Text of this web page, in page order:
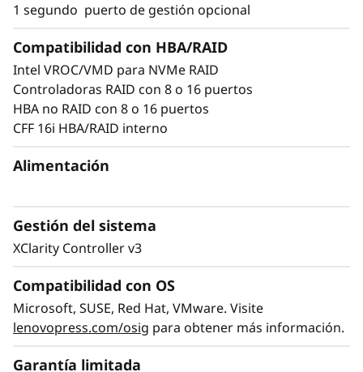
Con el más reciente PCIe 5.0, memoria DDR5
de mayor velocidad, módulos MRDIMM y
tecnología CXL 2.0, el ThinkSystem SR630 V4
ofrece un ancho de banda para aplicaciones
dos veces mayor, y es la opción ideal para
tareas con uso intensivo de computación
como HPC, 5G Core de Telco y transacciones
web, modelado y simulación.
1 segundo puerto de gestión opcional
Compatibilidad con HBA/RAID
Intel VROC/VMD para NVMe RAID
Controladoras RAID con 8 o 16 puertos
HBA no RAID con 8 o 16 puertos
CFF 16i HBA/RAID interno
Alimentación
Gestión del sistema
XClarity Controller v3
Compatibilidad con OS
Microsoft, SUSE, Red Hat, VMware. Visite
lenovopress.com/osig para obtener más información.
Garantía limitada